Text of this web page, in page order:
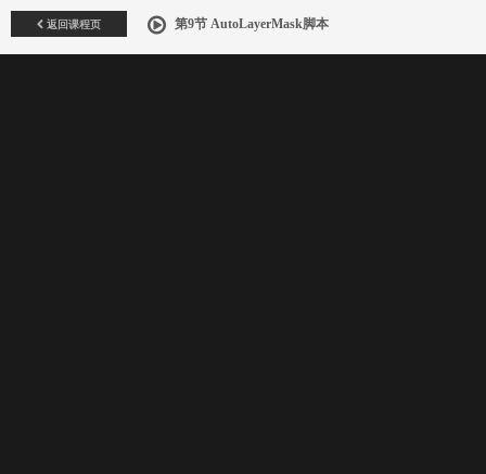
返回课程页 第9节 AutoLayerMask脚本